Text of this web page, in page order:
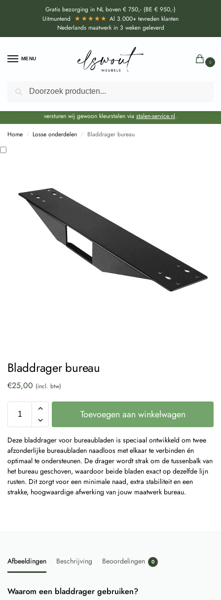
Gratis bezorging in NL boven € 750,- (BE € 950,-)
Uitmuntend ★★★★★ Al 3.000+ tevreden klanten
Nederlands maatwerk in 3 weken geleverd
MENU
0
Door de bouwvakperiode geldt momenteel een EXTRA levertijd van circa 3
weken bovenop de reguliere levertijd.
versturen wij gewoon kleurstalen via stalen-service.nl.
Home / Losse onderdelen / Bladdrager bureau
Bladdrager bureau
€25,00 (incl. btw)
Toevoegen aan winkelwagen
Deze bladdrager voor bureaubladen is speciaal ontwikkeld om twee
afzonderlijke bureau­bladen naadloos met elkaar te verbinden én
optimaal te ondersteunen. De drager wordt strak om de tussenbalk van
het bureau geschoven, waardoor beide bladen exact op dezelfde lijn
rusten. Dit zorgt voor een minimale naad, extra stabiliteit en een
strakke, hoogwaardige afwerking van jouw maatwerk bureau.
Afbeeldingen Beschrijving Beoordelingen 0
Waarom een bladdrager gebruiken?